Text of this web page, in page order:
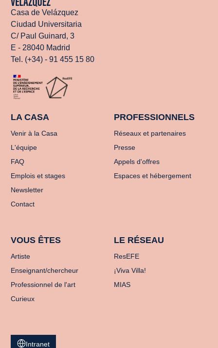
Casa de Velázquez
Ciudad Universitaria
C/ Paul Guinard, 3
E - 28040 Madrid
Tel. (+34) - 91 455 15 80
LA CASA
Venir à la Casa
L'équipe
FAQ
Emplois et stages
Newsletter
Contact
PROFESSIONNELS
Réseaux et partenaires
Presse
Appels d'offres
Espaces et hébergement
VOUS ÊTES
Artiste
Enseignant/chercheur
Professionnel de l'art
Curieux
LE RÉSEAU
ResEFE
¡Viva Villa!
MIAS
Intranet